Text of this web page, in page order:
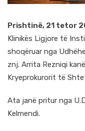
Prishtinë, 21 tetor
Klinikës Ligjore të
shoqëruar nga
znj. Arrita Rezniqi
Kryeprokurorit të
Ata janë pritur nga
Kelmendi.